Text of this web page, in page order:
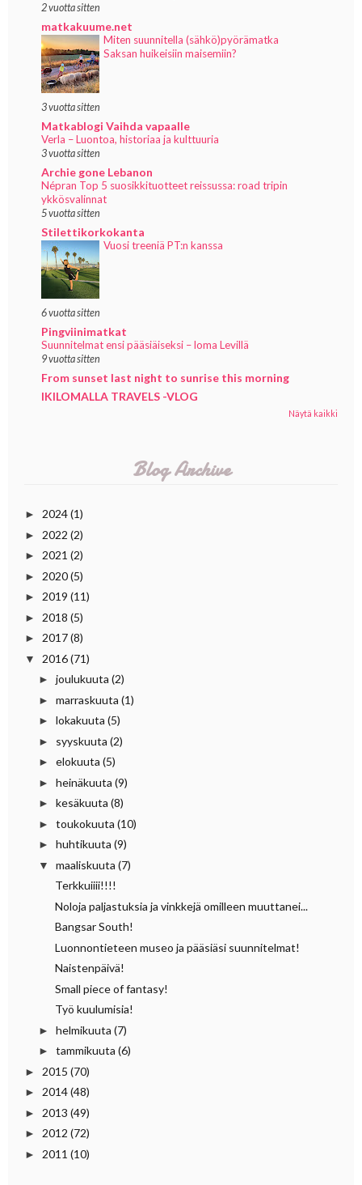
2 vuotta sitten
matkakuume.net
Miten suunnitella (sähkö)pyörämatka
Saksan huikeisiin maisemiin?
3 vuotta sitten
Matkablogi Vaihda vapaalle
Verla – Luontoa, historiaa ja kulttuuria
3 vuotta sitten
Archie gone Lebanon
Népran Top 5 suosikkituotteet reissussa: road tripin
ykkösvalinnat
5 vuotta sitten
Stilettikorkokanta
Vuosi treeniä PT:n kanssa
6 vuotta sitten
Pingviinimatkat
Suunnitelmat ensi pääsiäiseksi – loma Levillä
9 vuotta sitten
From sunset last night to sunrise this morning
IKILOMALLA TRAVELS -VLOG
Näytä kaikki
Blog Archive
► 2024(1)
► 2022 (2)
► 2021 (2)
► 2020(5)
► 2019 (11)
► 2018 (5)
► 2017(8)
▼ 2016(71)
► joulukuuta (2)
► marraskuuta (1)
► lokakuuta (5)
► syyskuuta (2)
► elokuuta (5)
► heinäkuuta (9)
► kesäkuuta (8)
► toukokuuta (10)
► huhtikuuta (9)
▼ maaliskuuta (7)
Terkkuiiii!!!!
Noloja paljastuksia ja vinkkejä omilleen muuttanei...
Bangsar South!
Luonnontieteen museo ja pääsiäsi suunnitelmat!
Naistenpäivä!
Small piece of fantasy!
Työ kuulumisia!
► helmikuuta (7)
► tammikuuta (6)
► 2015 (70)
► 2014(48)
► 2013 (49)
► 2012 (72)
► 2011 (10)